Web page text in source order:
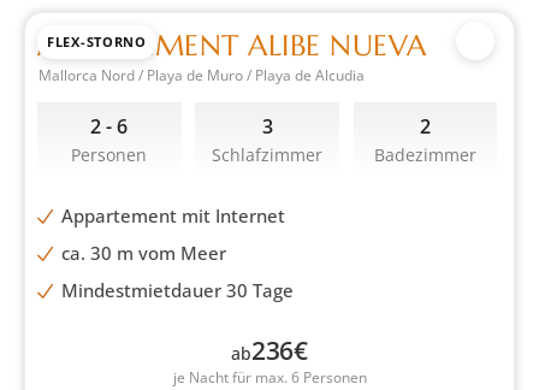
FLEX-STORNO
APPARTEMENT ALIBE NUEVA
Mallorca Nord / Playa de Muro / Playa de Alcudia
2 - 6
Personen
3
Schlafzimmer
2
Badezimmer
Appartement mit Internet
ca. 30 m vom Meer
Mindestmietdauer 30 Tage
ab236€
je Nacht für max. 6 Personen